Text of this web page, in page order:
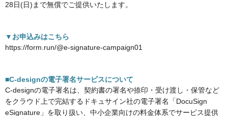
28日(日)まで無償でご提供いたします。
▼お申込みはこちら
https://form.run/@e-signature-campaign01
■C-designの電子署名サービスについて
C-designの電子署名は、契約書の署名や捺印・受け渡し・保管など
をクラウド上で完結するドキュサイン社の電子署名「DocuSign
eSignature」を取り扱い、中小企業向けの料金体系でサービス提供